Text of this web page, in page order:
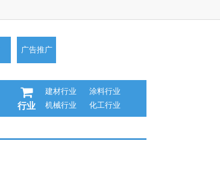
广告推广
行业
建材行业
涂料行业
机械行业
化工行业